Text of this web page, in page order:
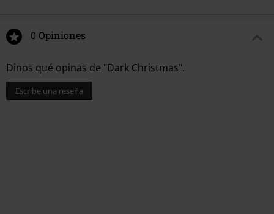
0 Opiniones
Dinos qué opinas de "Dark Christmas".
Escribe una reseña